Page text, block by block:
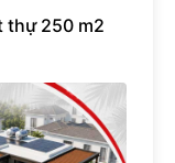
thự 250 m2